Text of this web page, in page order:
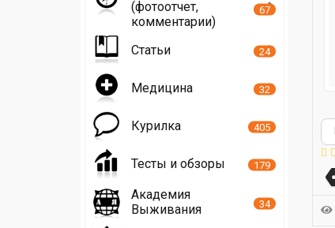
(фотоотчет,
комментарии)
67
Статьи 24
Медицина 32
Курилка 405
Тесты и обзоры 179
Академия
Выживания
34